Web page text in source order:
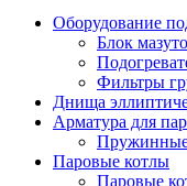
Оборудование
Блок
Фильтры
Днища
Арматура для
Пружинные
Паровые котлы
Паровые